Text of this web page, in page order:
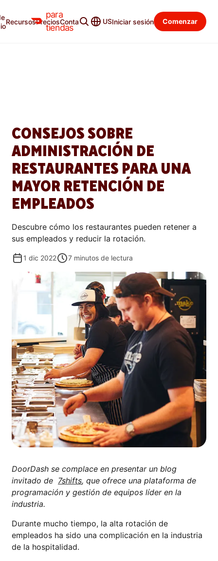
para
tiendas
RecursosPreciosContacto USIniciar sesión Comenzar
Blog para tiendas Categorías
CONSEJOS SOBRE
ADMINISTRACIÓN DE
RESTAURANTES PARA UNA
MAYOR RETENCIÓN DE
EMPLEADOS
Descubre cómo los restaurantes pueden retener a
sus empleados y reducir la rotación.
1 dic 2022 7 minutos de lectura
DoorDash se complace en presentar un blog
invitado de 7shifts, que ofrece una plataforma de
programación y gestión de equipos líder en la
industria.
Durante mucho tiempo, la alta rotación de
empleados ha sido una complicación en la industria
de la hospitalidad.